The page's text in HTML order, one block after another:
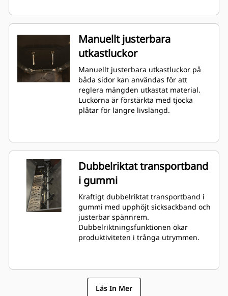
Manuellt justerbara
utkastluckor
Manuellt justerbara utkastluckor på
båda sidor kan användas för att
reglera mängden utkastat material.
Luckorna är förstärkta med tjocka
plåtar för längre livslängd.
Dubbelriktat transportband
i gummi
Kraftigt dubbelriktat transportband i
gummi med upphöjt sicksackband och
justerbar spännrem.
Dubbelriktningsfunktionen ökar
produktiviteten i trånga utrymmen.
Läs In Mer